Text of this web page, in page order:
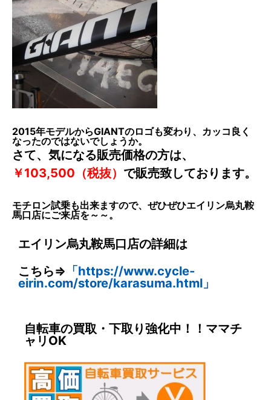
2015年モデルからGIANTのロゴも変わり、カッコ良く
なったのではないでしょうか。
さて、気になる販売価格の方は、
￥103,500（税抜） で販売致しております。
モチロン試乗も出来ますので、ぜひぜひエイリン烏丸鞍
馬口店にご来店を～～。
エイリン烏丸鞍馬口店の詳細は
こちら⇒ 「https://www.cycle-
eirin.com/store/karasuma.html」
自転車の買取・下取り強化中！！ママチ
ャリOK